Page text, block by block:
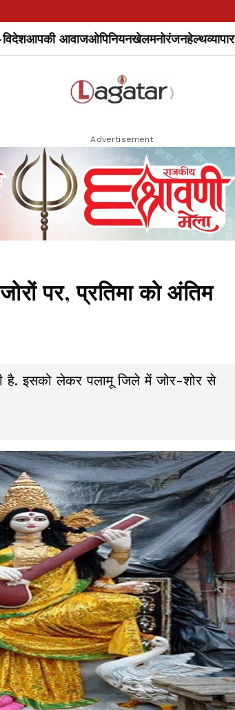
आपकी आवाजओपिनियनखेलमनोरंजनहेल्थव्यापार
Advertisement
पर, प्रतिमा को अंतिम
है. इसको लेकर पलामू जिले में जोर-शोर से